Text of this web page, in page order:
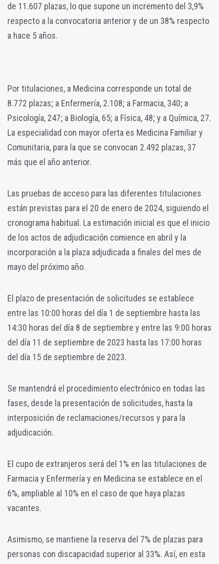
de 11.607 plazas, lo que supone un incremento del 3,9%
respecto a la convocatoria anterior y de un 38% respecto
a hace 5 años.
Por titulaciones, a Medicina corresponde un total de
8.772 plazas; a Enfermería, 2.108; a Farmacia, 340; a
Psicología, 247; a Biología, 65; a Física, 48; y a Química, 27.
La especialidad con mayor oferta es Medicina Familiar y
Comunitaria, para la que se convocan 2.492 plazas, 37
más que el año anterior.
Las pruebas de acceso para las diferentes titulaciones
están previstas para el 20 de enero de 2024, siguiendo el
cronograma habitual. La estimación inicial es que el inicio
de los actos de adjudicación comience en abril y la
incorporación a la plaza adjudicada a finales del mes de
mayo del próximo año.
El plazo de presentación de solicitudes se establece
entre las 10:00 horas del día 1 de septiembre hasta las
14:30 horas del día 8 de septiembre y entre las 9:00 horas
del día 11 de septiembre de 2023 hasta las 17:00 horas
del día 15 de septiembre de 2023.
Se mantendrá el procedimiento electrónico en todas las
fases, desde la presentación de solicitudes, hasta la
interposición de reclamaciones/recursos y para la
adjudicación.
El cupo de extranjeros será del 1% en las titulaciones de
Farmacia y Enfermería y en Medicina se establece en el
6%, ampliable al 10% en el caso de que haya plazas
vacantes.
Asimismo, se mantiene la reserva del 7% de plazas para
personas con discapacidad superior al 33%. Así, en esta